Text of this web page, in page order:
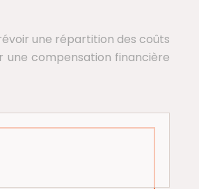
une répartition des coûts
compensation financière